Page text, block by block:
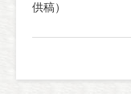
供稿）